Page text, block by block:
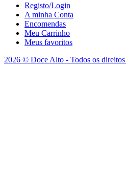
Registo/Login
A minha Conta
Encomendas
Meu Carrinho
Meus favoritos
2026 © Doce Alto - Todos os direitos